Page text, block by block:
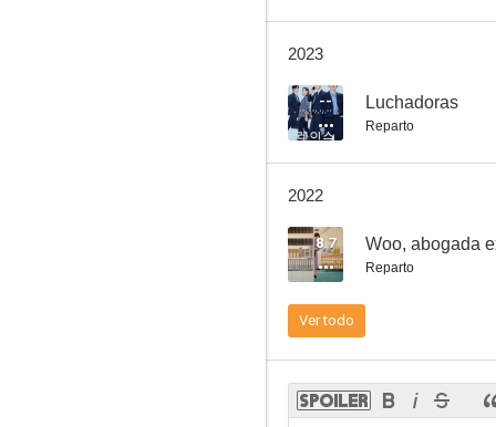
2023
-- Luchadoras
Reparto
2022
8.7 Woo, abogada
Reparto
Ver todo